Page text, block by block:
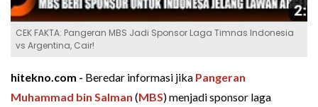
CEK FAKTA: Pangeran MBS Jadi Sponsor Laga Timnas Indonesia
vs Argentina, Cair!
hitekno.com - Beredar informasi jika Pangeran
Muhammad bin Salman (MBS) menjadi sponsor laga